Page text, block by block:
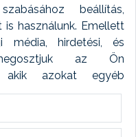
beállítás,
használunk. Emellett
média, hirdetési, és
az Ön
akik azokat egyéb
A sütik
végzünk és
töröljük. A